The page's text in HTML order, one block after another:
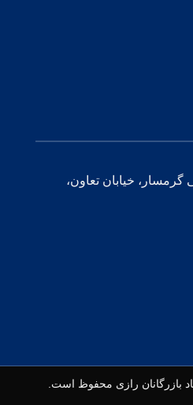
خیابان تعاون،
بازرگانان رازی محفوظ است.